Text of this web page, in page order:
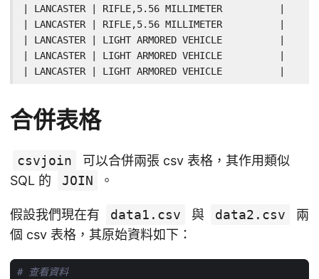
| LANCASTER | RIFLE,5.56 MILLIMETER          |
| LANCASTER | RIFLE,5.56 MILLIMETER          |
| LANCASTER | LIGHT ARMORED VEHICLE          |
| LANCASTER | LIGHT ARMORED VEHICLE          |
| LANCASTER | LIGHT ARMORED VEHICLE          |
合併表格
csvjoin
可以合併兩張 csv 表格，其作用類似
SQL 的
JOIN 。
假設我們現在有 data1.csv 與 data2.csv
兩
個 csv 表格，其原始資料如下：
# 查看資料